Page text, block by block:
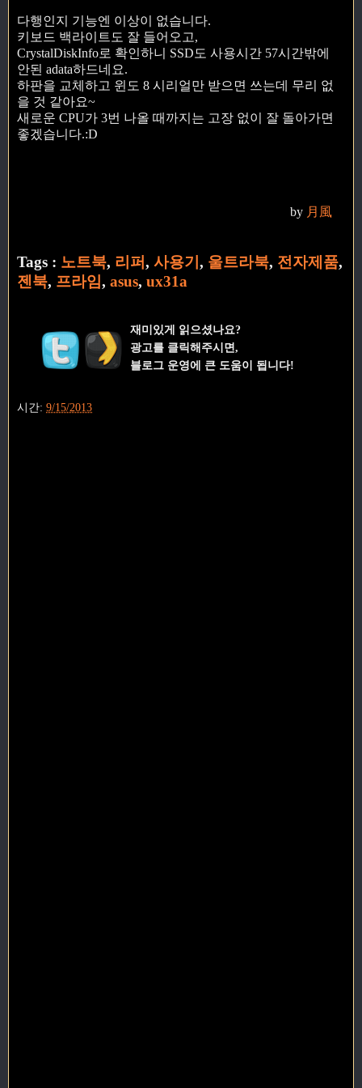
다행인지 기능엔 이상이 없습니다.
키보드 백라이트도 잘 들어오고,
CrystalDiskInfo로 확인하니 SSD도 사용시간 57시간밖에
안된 adata하드네요.
하판을 교체하고 윈도 8 시리얼만 받으면 쓰는데 무리 없
을 것 같아요~
새로운 CPU가 3번 나올 때까지는 고장 없이 잘 돌아가면
좋겠습니다.:D
by 月風
Tags : 노트북, 리퍼, 사용기 , 울트라북, 전자제품,
젠북, 프라임, asus, ux31a
재미있게 읽으셨나요?
광고를 클릭해주시면,
블로그 운영에 큰 도움이 됩니다!
시간: 9/15/2013